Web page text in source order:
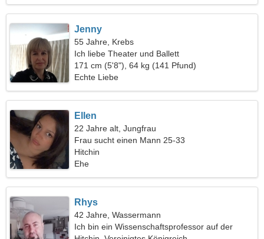
Jenny
55 Jahre, Krebs
Ich liebe Theater und Ballett
171 cm (5'8"), 64 kg (141 Pfund)
Echte Liebe
Ellen
22 Jahre alt, Jungfrau
Frau sucht einen Mann 25-33
Hitchin
Ehe
Rhys
42 Jahre, Wassermann
Ich bin ein Wissenschaftsprofessor auf der